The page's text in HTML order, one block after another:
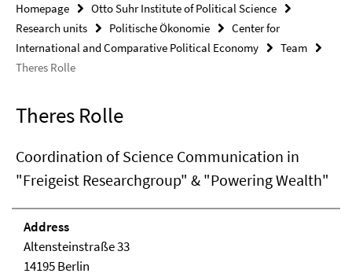
Homepage
Otto Suhr Institute of Political Science
Research units
Politische Ökonomie
Center for
International and Comparative Political Economy
Team
Theres Rolle
Theres Rolle
Coordination of Science Communication in
"Freigeist Researchgroup" & "Powering Wealth"
Address
Altensteinstraße 33
14195 Berlin